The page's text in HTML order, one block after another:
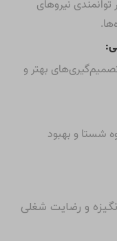
نیروهای
بهتر و
شستا و بهبود
و رضایت شغلی